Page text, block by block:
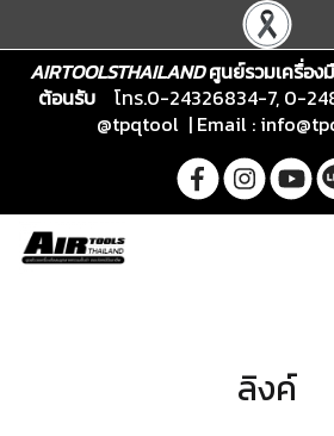
AIRTOOLSTHAILANDศูนย์รวมเครื่อง
ต้อนรับ
โทร.0-24326834-7, 0-
@tpqtool | Email :
ลิงค์